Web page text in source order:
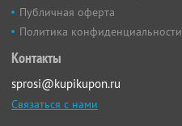
Публичная оферта
Политика конфиденциальности
Контакты
sprosi@kupikupon.ru
Связаться с нами